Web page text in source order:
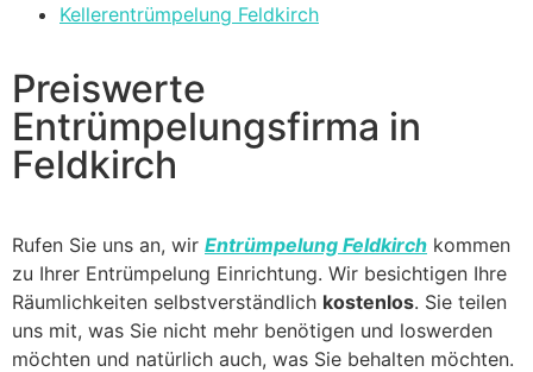
Kellerentrümpelung Feldkirch
Preiswerte
Entrümpelungsfirma in
Feldkirch
Rufen Sie uns an, wir Entrümpelung Feldkirch kommen
zu Ihrer Entrümpelung Einrichtung. Wir besichtigen Ihre
Räumlichkeiten selbstverständlich kostenlos. Sie teilen
uns mit, was Sie nicht mehr benötigen und loswerden
möchten und natürlich auch, was Sie behalten möchten.